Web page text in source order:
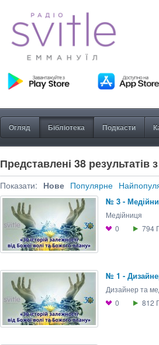
Огляд Бібліотека Подкасти
Представлені 38 результатів
Показати: Нове Популярне
№ 3 -
Медійниця
0
794
№ 1 -
Дизайнер та
0
812